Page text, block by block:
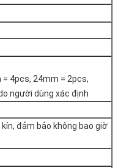
4pcs, 24mm = 2pcs,
người dùng xác định
đảm bảo không bao giờ